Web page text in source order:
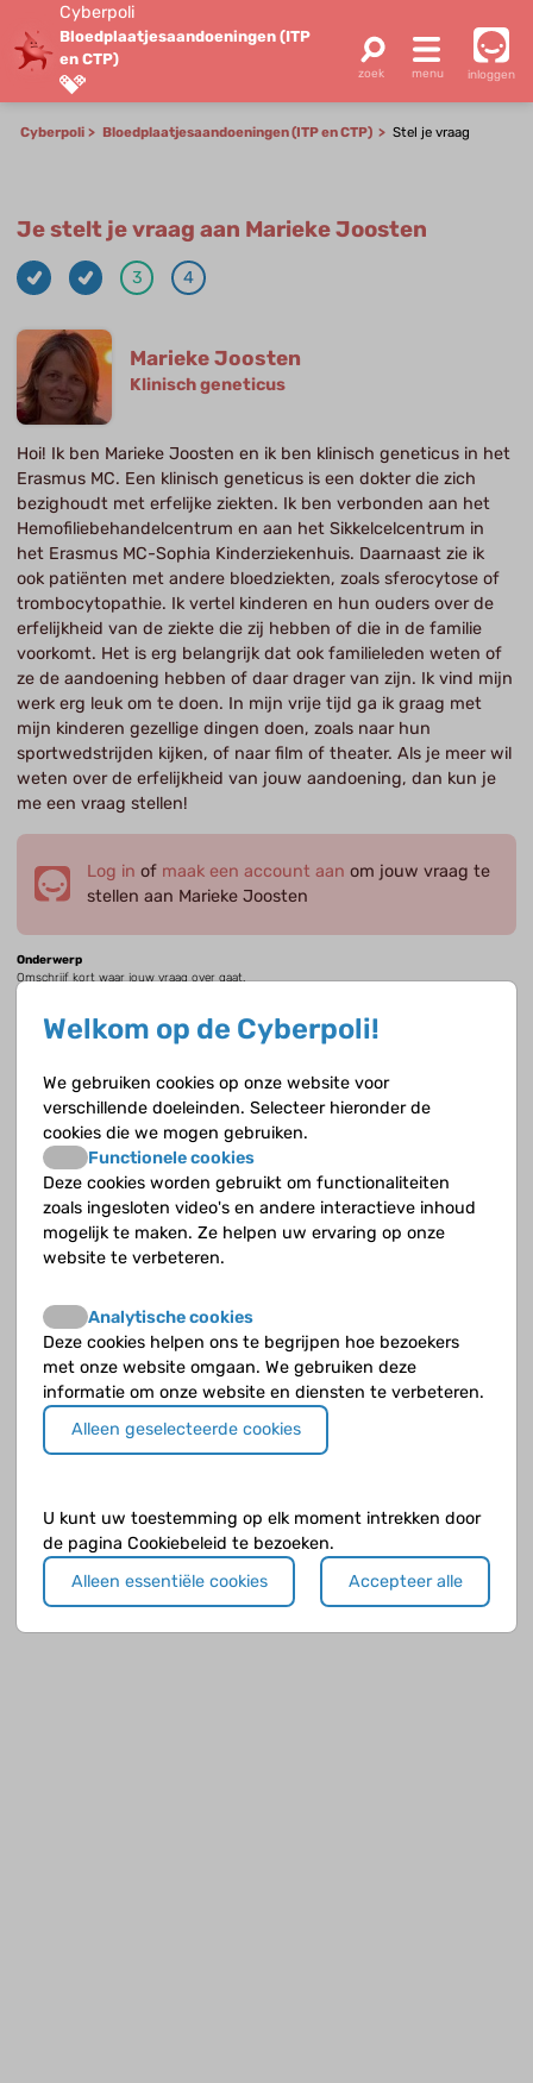
Cyberpoli
Bloedplaatjes­aandoeningen (ITP
en CTP)
inloggen
Cyberpoli Bloedplaatjes­aandoeningen (ITP en CTP) Stel je vraag
Je stelt je vraag aan Marieke Joosten
3 4
Marieke Joosten
Klinisch geneticus
Hoi! Ik ben Marieke Joosten en ik ben klinisch geneticus in het
Erasmus MC. Een klinisch geneticus is een dokter die zich
bezighoudt met erfelijke ziekten. Ik ben verbonden aan het
Hemofiliebehandelcentrum en aan het Sikkelcelcentrum in
het Erasmus MC-Sophia Kinderziekenhuis. Daarnaast zie ik
ook patiënten met andere bloedziekten, zoals sferocytose of
trombocytopathie. Ik vertel kinderen en hun ouders over de
erfelijkheid van de ziekte die zij hebben of die in de familie
voorkomt. Het is erg belangrijk dat ook familieleden weten of
ze de aandoening hebben of daar drager van zijn. Ik vind mijn
werk erg leuk om te doen. In mijn vrije tijd ga ik graag met
mijn kinderen gezellige dingen doen, zoals naar hun
sportwedstrijden kijken, of naar film of theater. Als je meer wil
weten over de erfelijkheid van jouw aandoening, dan kun je
me een vraag stellen!
Log in of maak een account aan om jouw vraag te
stellen aan Marieke Joosten
Onderwerp
Omschrijf kort waar jouw vraag over gaat.
Geef zoveel mogelijk details zodat de deskundige een goed beeld krijgt.
Klik op de knopverder naar voorbeeldals je klaar bent.
Welkom op de Cyberpoli!
We gebruiken cookies op onze website voor
verschillende doeleinden. Selecteer hieronder de
cookies die we mogen gebruiken.
Functionele cookies
Deze cookies worden gebruikt om functionaliteiten
zoals ingesloten video's en andere interactieve inhoud
mogelijk te maken. Ze helpen uw ervaring op onze
website te verbeteren.
Analytische cookies
Deze cookies helpen ons te begrijpen hoe bezoekers
met onze website omgaan. We gebruiken deze
informatie om onze website en diensten te verbeteren.
Alleen geselecteerde cookies
U kunt uw toestemming op elk moment intrekken door
de pagina Cookiebeleid te bezoeken.
Alleen essentiële cookies
Accepteer alle